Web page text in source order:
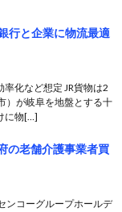
行と企業に物流最適
化など想定 JR貨物は2
）が岐阜を地盤とする十
に物[…]
の老舗介護事業者買
ンコーグループホールデ